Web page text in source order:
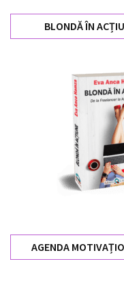
BLONDĂ ÎN
AGENDA